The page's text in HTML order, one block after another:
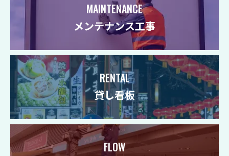
MAINTENANCE
メンテナンス工事
RENTAL
貸し看板
FLOW